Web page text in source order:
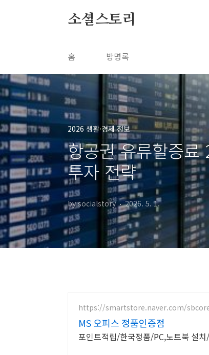
소셜스토리
홈 방명록
2026 생활·경제 정보
항공권 유류할증
투자 전략
by socialstory 2026. 5. 1.
https://smartstore.naver.com/
MS 오피스 정품인증점
포인트적립/한국정품/PC,노트북 설